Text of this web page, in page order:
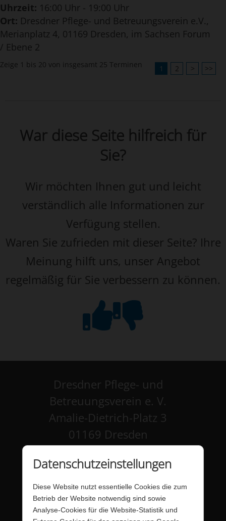
Uhrzeit: 16:00 Uhr - 19:00 Uhr
Ort: Dresdner Pflege- und Betreuungsverein e.V.,
Merianplatz 4, 01169 Dresden, im Sachsen Forum
/ Ebene 2
Zeige 1 bis 20 von insgesamt 25 Terminen 1 2 > >>
War diese Seite hilfreich für
Sie?
Wir möchten Ihnen gut und leicht
verständlich alle Informationen zur
Verfügung stellen.
Waren Sie zufrieden mit dieser Seite? Ihre
Meinung hilft uns, unser Angebot
regelmäßig für Sie verbessern zu können.
Dresdner Pflege- und
Betreuungsverein e. V.
Amalie-Dietrich-Platz 3
01169 Dresden
Kontakt
Datenschutz
Datenschutzeinstellungen
Diese Website nutzt essentielle Cookies die zum
Betrieb der Website notwendig sind sowie
Analyse-Cookies für die Website-Statistik und